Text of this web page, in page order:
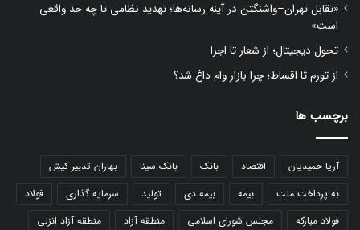
«تقابل تهران–واشنگتن در آینه رسانه‌ها؛ تهدید نظامی تا چه حد واقعی
است»
تحول دیجیتال؛ از شعار تا اجرا
از تورم تا اقساط؛ چرا بازار وام داغ شد؟
برچسب ها
آریا حمیدیان اقتصاد بانک بانک سینا
بهاران تدبیر کیش
به پرداخت ملت
بیمه بیمه دی تولید سرمایه گذاری
فولاد
فولاد مبارکه
مجلس شورای اسلامی منطقه آزاد
منطقه آزاد انزلی